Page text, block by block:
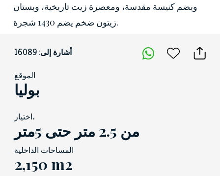
ويضم كنيسة مقدسة، ومعصرة زيت تاريخية، وبستان
زيتون ضخم يضم 1430 شجرة.
أشارة إلى: 16089
الموقع
بوليا
اختيار،
من 2.5 متر حتى 5متر
المساحات الداخلية
2,150 m2